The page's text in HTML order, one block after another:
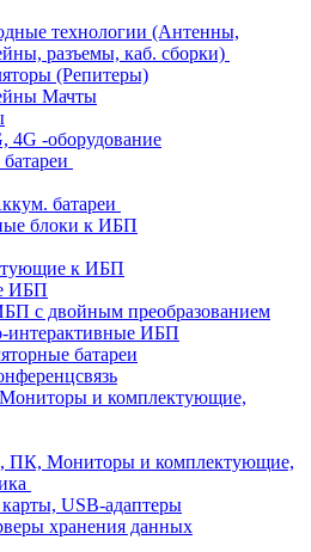
технологии (Антенны,
разъемы, каб. сборки)
(Репитеры)
Мачты
4G -оборудование
батареи
блоки к ИБП
к ИБП
ИБП
с двойным преобразованием
интерактивные ИБП
батареи
и комплектующие,
ПК, Мониторы и комплектующие,
USB-адаптеры
хранения данных